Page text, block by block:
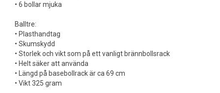
• 6 bollar mjuka
Balltre:
• Plasthandtag
• Skumskydd
• Storlek och vikt som på ett vanligt brännbollsrack
• Helt säker att använda
• Längd på basebollrack är ca 69 cm
• Vikt 325 gram